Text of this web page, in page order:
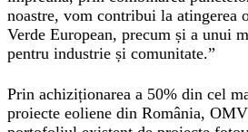
noastre, vom contribui la atingerea
Verde European, precum și a unui
pentru industrie și comunitate.”
Prin achiziționarea a 50% din cel
proiecte eoliene din România,